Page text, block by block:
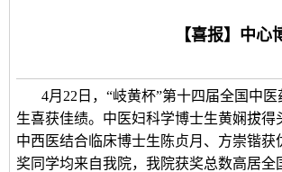
【喜报】中
4月22日，“岐黄杯”第十四届全国中
生喜获佳绩。中医妇科学博士生黄娴拔
中西医结合临床博士生陈贞月、方崇锴
奖同学均来自我院，我院获奖总数高居全